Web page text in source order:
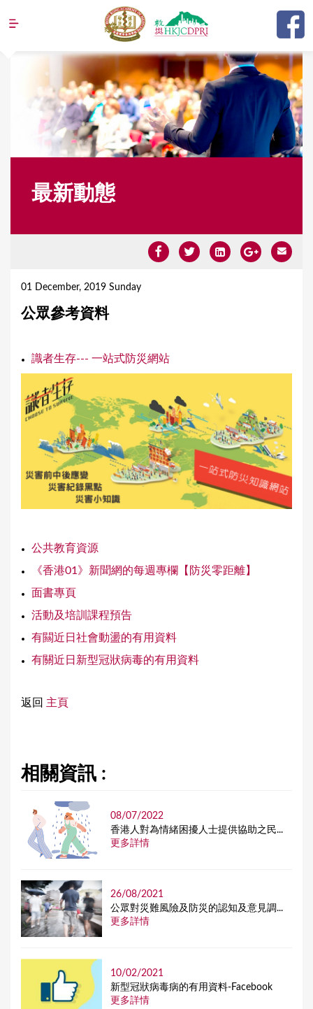
Jump to navigation
最新動態
01 December, 2019 Sunday
公眾參考資料
識者生存--- 一站式防災網站
公共教育資源
《香港01》新聞網的每週專欄【防災零距離】
面書專頁
活動及培訓課程預告
有闗近日社會動盪的有用資料
有關近日新型冠狀病毒的有用資料
返回 主頁
相關資訊 :
08/07/2022
香港人對為情緒困擾人士提供協助之民...
更多詳情
26/08/2021
公眾對災難風險及防災的認知及意見調...
更多詳情
10/02/2021
新型冠狀病毒病的有用資料-Facebook
更多詳情